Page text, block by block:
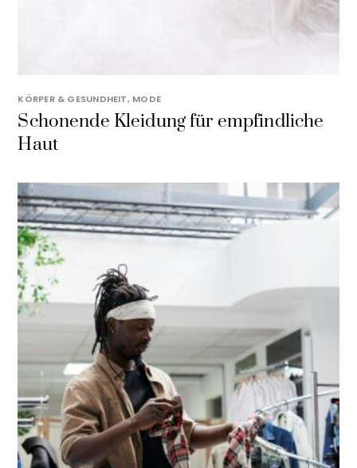
KÖRPER & GESUNDHEIT, MODE
Schonende Kleidung für empfindliche
Haut